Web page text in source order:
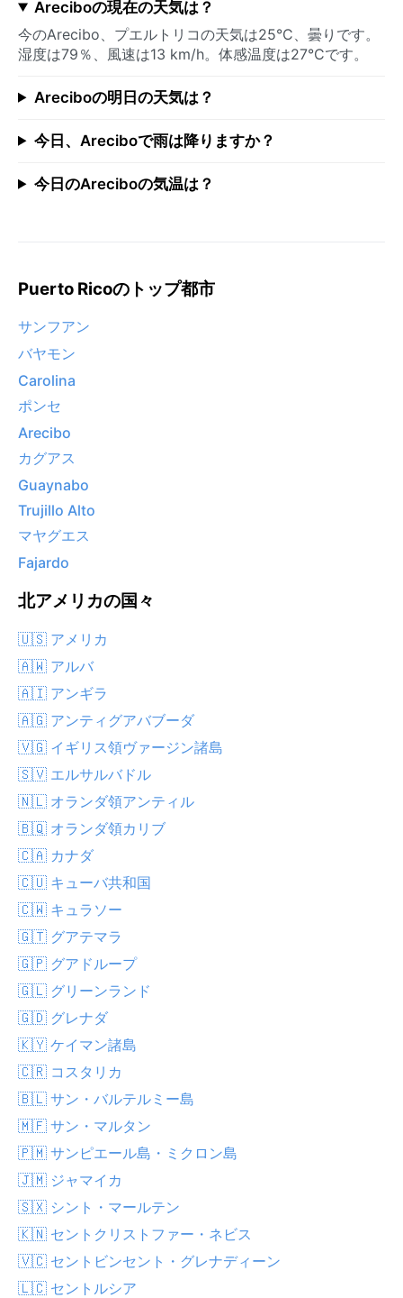
Areciboの現在の天気は？
今のArecibo、プエルトリコの天気は25°C、曇りです。
湿度は79％、風速は13 km/h。体感温度は27°Cです。
Areciboの明日の天気は？
今日、Areciboで雨は降りますか？
今日のAreciboの気温は？
Puerto Ricoのトップ都市
サンフアン
バヤモン
Carolina
ポンセ
Arecibo
カグアス
Guaynabo
Trujillo Alto
マヤグエス
Fajardo
北アメリカの国々
🇺🇸 アメリカ
🇦🇼 アルバ
🇦🇮 アンギラ
🇦🇬 アンティグアバブーダ
🇻🇬 イギリス領ヴァージン諸島
🇸🇻 エルサルバドル
🇳🇱 オランダ領アンティル
🇧🇶 オランダ領カリブ
🇨🇦 カナダ
🇨🇺 キューバ共和国
🇨🇼 キュラソー
🇬🇹 グアテマラ
🇬🇵 グアドループ
🇬🇱 グリーンランド
🇬🇩 グレナダ
🇰🇾 ケイマン諸島
🇨🇷 コスタリカ
🇧🇱 サン・バルテルミー島
🇲🇫 サン・マルタン
🇵🇲 サンピエール島・ミクロン島
🇯🇲 ジャマイカ
🇸🇽 シント・マールテン
🇰🇳 セントクリストファー・ネビス
🇻🇨 セントビンセント・グレナディーン
🇱🇨 セントルシア